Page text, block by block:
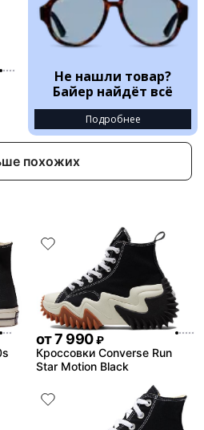
Не нашли товар?
Байер найдёт всё
Подробнее
похожих
от7 990 ₽
Кроссовки Converse Run
Star Motion Black